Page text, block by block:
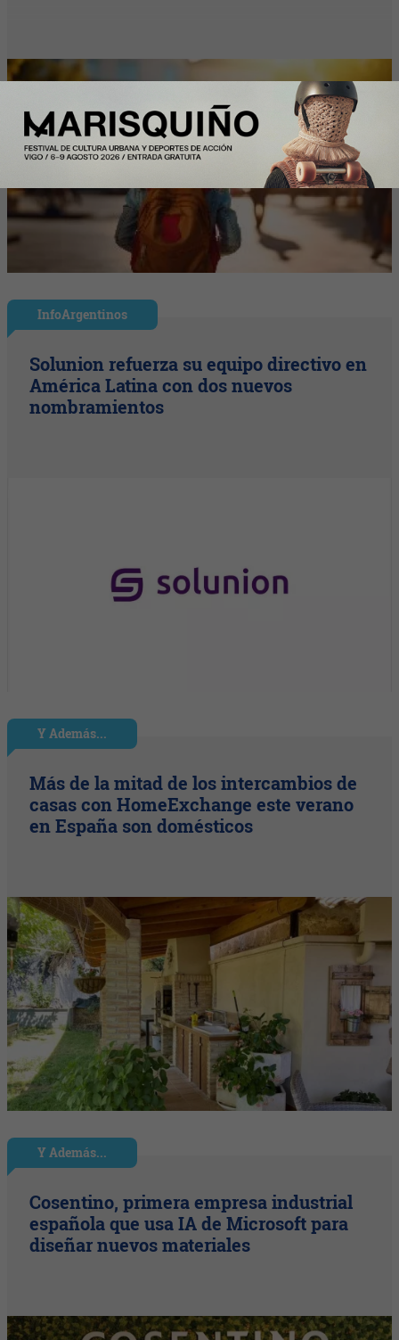
InfoArgentinos
Solunion refuerza su equipo directivo en
América Latina con dos nuevos
nombramientos
Y Además...
Más de la mitad de los intercambios de
casas con HomeExchange este verano
en España son domésticos
Y Además...
Cosentino, primera empresa industrial
española que usa IA de Microsoft para
diseñar nuevos materiales